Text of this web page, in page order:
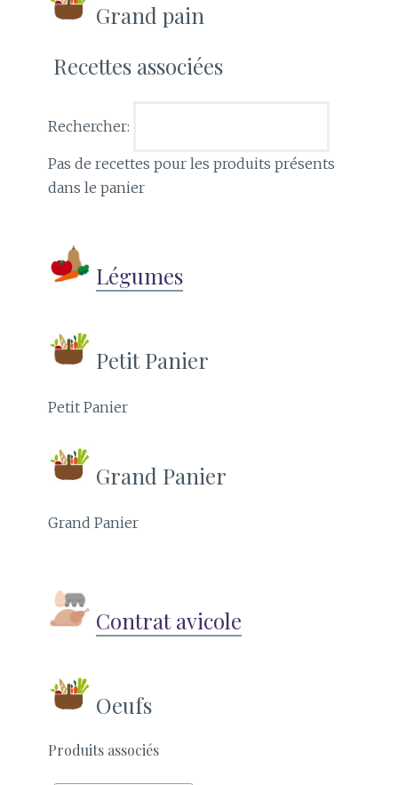
Grand pain
Recettes associées
Rechercher:
Pas de recettes pour les produits présents
dans le panier
Légumes
Petit Panier
Petit Panier
Grand Panier
Grand Panier
Contrat avicole
Oeufs
Produits associés